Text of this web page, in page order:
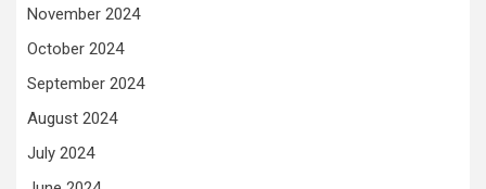
November 2024
October 2024
September 2024
August 2024
July 2024